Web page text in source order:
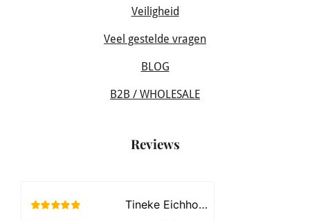
Veiligheid
Veel gestelde vragen
BLOG
B2B / WHOLESALE
Reviews